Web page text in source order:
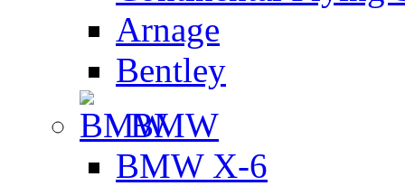
Arnage
Bentley
BMW
BMW X-6